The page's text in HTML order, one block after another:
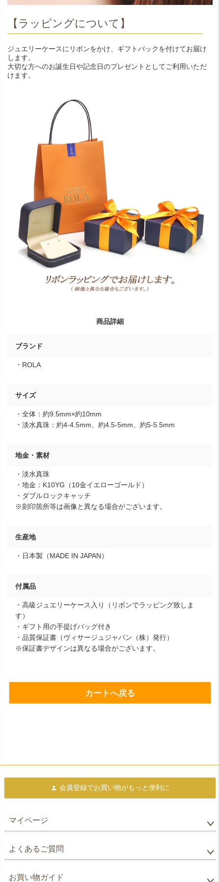
【ラッピングについて】
ジュエリーケースにリボンをかけ、ギフトバックを付けてお届け
します。
大切な方へのお誕生日や記念日のプレゼントとしてご利用いただ
けます。
商品詳細
ブランド
・ROLA
サイズ
・全体：約9.5mm×約10mm
・淡水真珠：約4-4.5mm、約4.5-5mm、約5-5.5mm
地金・素材
・淡水真珠
・地金：K10YG（10金イエローゴールド）
・ダブルロックキャッチ
※刻印箇所等は画像と異なる場合がございます。
生産地
・日本製（MADE IN JAPAN）
付属品
・高級ジュエリーケース入り（リボンでラッピング致しま
す）
・ギフト用の手提げバッグ付き
・品質保証書（ヴィサージュジャパン（株）発行）
※保証書デザインは異なる場合がございます。
カートへ戻る
会員登録でお買い物がもっと便利に
マイページ
よくあるご質問
お買い物ガイド